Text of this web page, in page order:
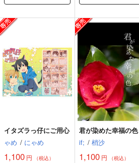
イタズラっ仔にご用心
ゃめ / にゃめ
1,100 円 （税込）
君が染めた幸福の色
if; / 梢沙
1,100 円 （税込）